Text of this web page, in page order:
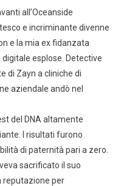
all’Oceanside
e incriminante divenne
e la mia ex fidanzata
esplose. Detective
di Zayn a cliniche di
aziendale andò nel
del DNA altamente
I risultati furono
di paternità pari a zero.
sacrificato il suo
reputazione per